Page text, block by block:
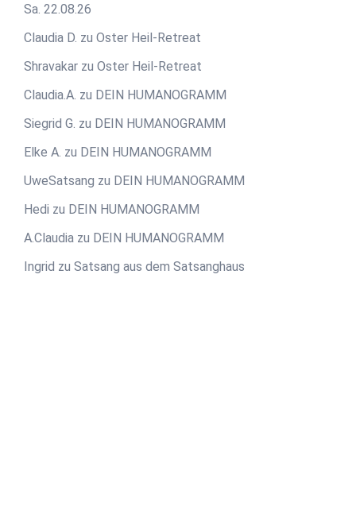
Sa. 22.08.26
Claudia D. zu Oster Heil-Retreat
Shravakar zu Oster Heil-Retreat
Claudia.A. zu DEIN HUMANOGRAMM
Siegrid G. zu DEIN HUMANOGRAMM
Elke A. zu DEIN HUMANOGRAMM
UweSatsang zu DEIN HUMANOGRAMM
Hedi zu DEIN HUMANOGRAMM
A.Claudia zu DEIN HUMANOGRAMM
Ingrid zu Satsang aus dem Satsanghaus